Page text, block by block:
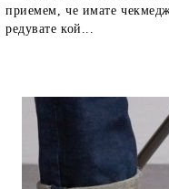
приемем, че имате
редувате кой...